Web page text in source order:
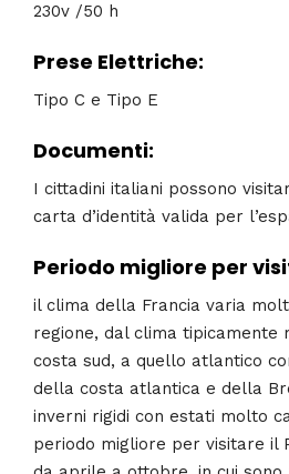
230v /50 h
Prese Elettriche:
Tipo C e Tipo E
Documenti:
I cittadini italiani possono
carta d’identità valida per
Periodo migliore per
il clima della Francia varia
regione, dal clima tipicamente
costa sud, a quello atlantico
della costa atlantica e della
inverni rigidi con estati molto
periodo migliore per visitare il